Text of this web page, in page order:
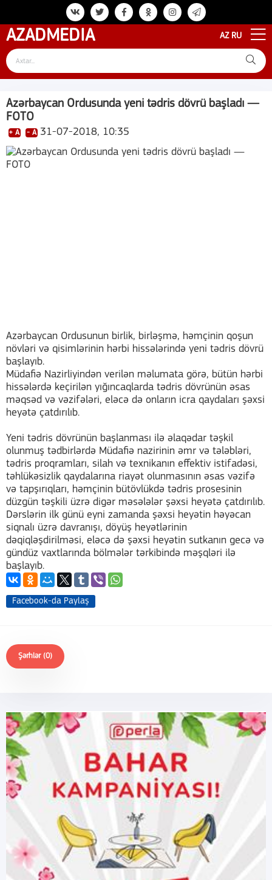
AZADMEDIA AZ RU
Azərbaycan Ordusunda yeni tədris dövrü başladı —
FOTO
+ A - A 31-07-2018, 10:35
Azərbaycan Ordusunun birlik, birləşmə, həmçinin qoşun
növləri və qisimlərinin hərbi hissələrində yeni tədris dövrü
başlayıb.
Müdafiə Nazirliyindən verilən məlumata görə, bütün hərbi
hissələrdə keçirilən yığıncaqlarda tədris dövrünün əsas
məqsəd və vəzifələri, eləcə də onların icra qaydaları şəxsi
heyətə çatdırılıb.
Yeni tədris dövrünün başlanması ilə əlaqədar təşkil
olunmuş tədbirlərdə Müdafiə nazirinin əmr və tələbləri,
tədris proqramları, silah və texnikanın effektiv istifadəsi,
təhlükəsizlik qaydalarına riayət olunmasının əsas vəzifə
və tapşırıqları, həmçinin bütövlükdə tədris prosesinin
düzgün təşkili üzrə digər məsələlər şəxsi heyətə çatdırılıb.
Dərslərin ilk günü eyni zamanda şəxsi heyətin həyəcan
siqnalı üzrə davranışı, döyüş heyətlərinin
dəqiqləşdirilməsi, eləcə də şəxsi heyətin sutkanın gecə və
gündüz vaxtlarında bölmələr tərkibində məşqləri ilə
başlayıb.
Facebook-da Paylaş
Şərhlər (0)